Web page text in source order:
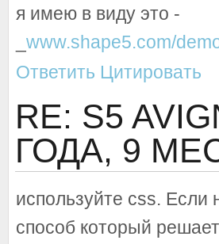
я имею в виду это -
www.shape5.com/
Ответить Цитировать
RE: S5
ГОДА, 9
используйте css. Если
способ который